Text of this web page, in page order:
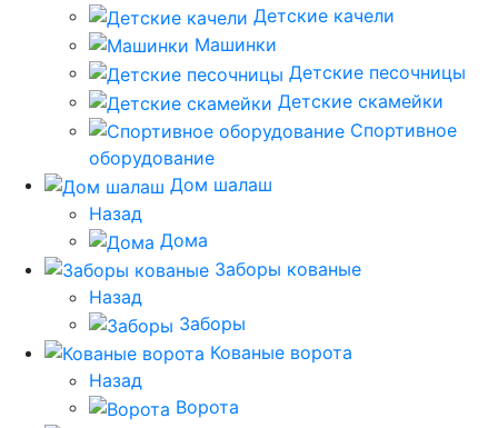
Детские качели
Машинки
Детские песочницы
Детские скамейки
Спортивное
оборудование
Дом шалаш
Назад
Дома
Заборы кованые
Назад
Заборы
Кованые ворота
Назад
Ворота